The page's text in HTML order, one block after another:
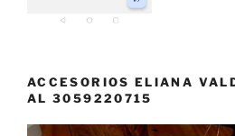
ACCESORIOS ELIANA
AL 3059220715